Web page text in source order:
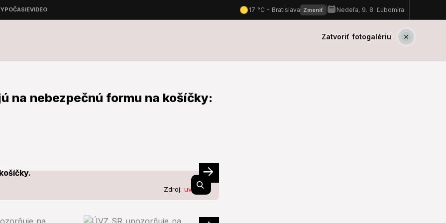
Zatvoriť fotogalériu
na nebezpečnú formu na košíčky:
Zdroj: uvzsr.sk